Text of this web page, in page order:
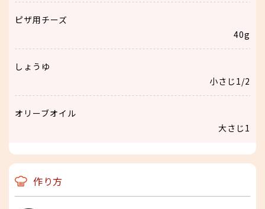
ピザ用チーズ
40g
しょうゆ
小さじ1/2
オリーブオイル
大さじ1
作り方